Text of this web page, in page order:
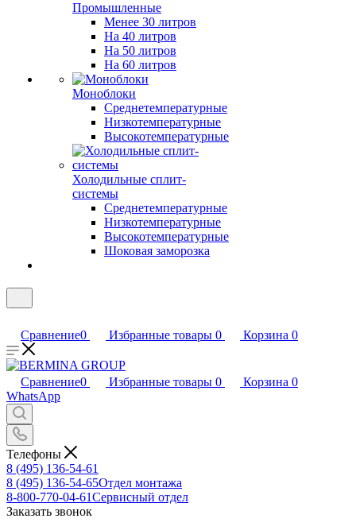
Промышленные
Менее 30 литров
На 40 литров
На 50 литров
На 60 литров
Моноблоки
Среднетемпературные
Низкотемпературные
Высокотемпературные
Холодильные сплит-
системы
Среднетемпературные
Низкотемпературные
Высокотемпературные
Шоковая заморозка
Сравнение0 Избранные товары 0 Корзина 0
Сравнение0 Избранные товары 0 Корзина 0
WhatsApp
Телефоны
8 (495) 136-54-61
8 (495) 136-54-65Отдел монтажа
8-800-770-04-61Сервисный отдел
Заказать звонок